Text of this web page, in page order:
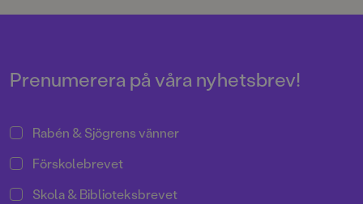
Stockholm och låter verkliga
vänner och deras äventyr.
nackdelarna? Vi frågade en
Prenumerera på våra nyhetsbrev!
Rabén & Sjögrens vänner
Förskolebrevet
Skola & Biblioteksbrevet